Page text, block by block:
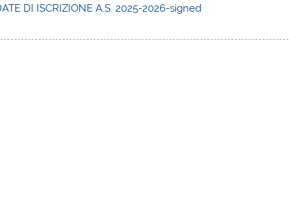
DI ISCRIZIONE A.S. 2025-2026-signed